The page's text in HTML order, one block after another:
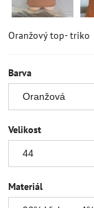
Oranžový top- triko
Barva
Velikost
Materiál